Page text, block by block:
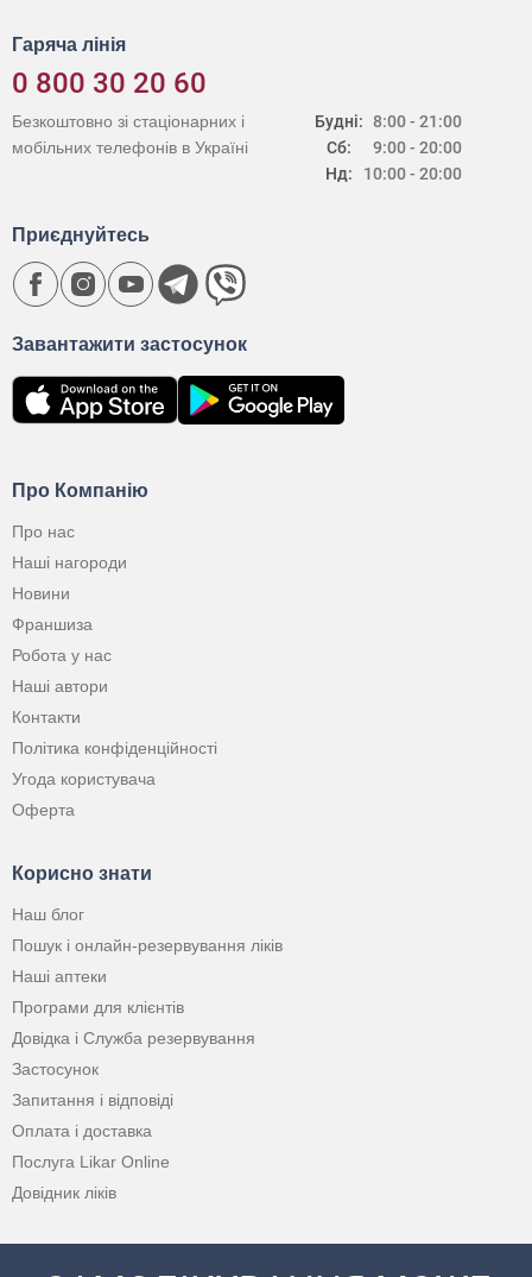
Гаряча лінія
0 800 30 20 60
Будні:
Сб:
Нд:
8:00 - 21:00
9:00 - 20:00
10:00 - 20:00
Безкоштовно зі стаціонарних і
мобільних телефонів в Україні
Про Компанію
Про нас
Наші нагороди
Новини
Франшиза
Робота у нас
Наші автори
Контакти
Політика конфіденційності
Угода користувача
Оферта
Корисно знати
Наш блог
Пошук і онлайн-резервування ліків
Наші аптеки
Програми для клієнтів
Довідка і Служба резервування
Застосунок
Запитання і відповіді
Оплата і доставка
Послуга Likar Online
Довідник ліків
Завантажити застосунок
Приєднуйтесь